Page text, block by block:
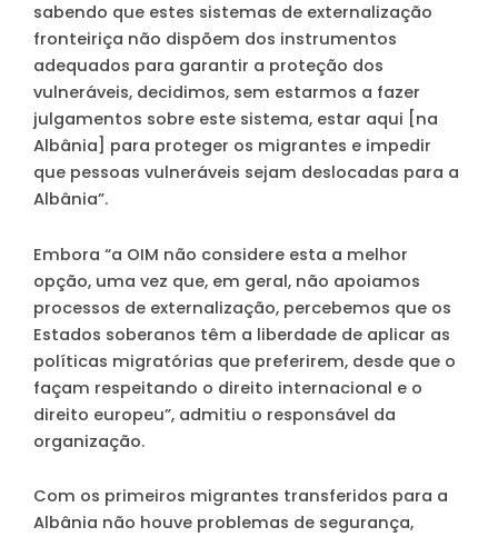
sabendo que estes sistemas de externalização
fronteiriça não dispõem dos instrumentos
adequados para garantir a proteção dos
vulneráveis, decidimos, sem estarmos a fazer
julgamentos sobre este sistema, estar aqui [na
Albânia] para proteger os migrantes e impedir
que pessoas vulneráveis sejam deslocadas para a
Albânia”.
Embora “a OIM não considere esta a melhor
opção, uma vez que, em geral, não apoiamos
processos de externalização, percebemos que os
Estados soberanos têm a liberdade de aplicar as
políticas migratórias que preferirem, desde que o
façam respeitando o direito internacional e o
direito europeu”, admitiu o responsável da
organização.
Com os primeiros migrantes transferidos para a
Albânia não houve problemas de segurança,